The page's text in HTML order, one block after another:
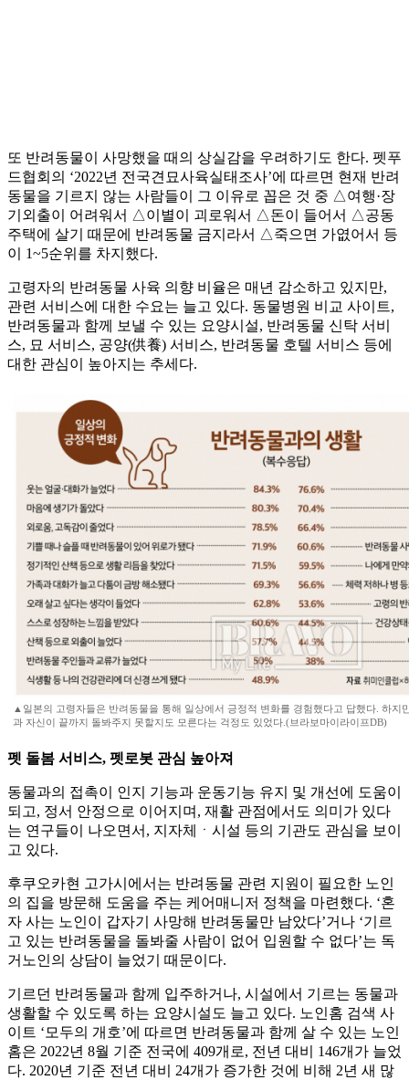
또 반려동물이 사망했을 때의 상실감을 우려하기도 한다. 펫푸
드협회의 ‘2022년 전국견묘사육실태조사’에 따르면 현재 반려
동물을 기르지 않는 사람들이 그 이유로 꼽은 것 중 △여행·장
기외출이 어려워서 △이별이 괴로워서 △돈이 들어서 △공동
주택에 살기 때문에 반려동물 금지라서 △죽으면 가엾어서 등
이 1~5순위를 차지했다.
고령자의 반려동물 사육 의향 비율은 매년 감소하고 있지만,
관련 서비스에 대한 수요는 늘고 있다. 동물병원 비교 사이트,
반려동물과 함께 보낼 수 있는 요양시설, 반려동물 신탁 서비
스, 묘 서비스, 공양(供養) 서비스, 반려동물 호텔 서비스 등에
대한 관심이 높아지는 추세다.
▲일본의 고령자들은 반려동물을 통해 일상에서 긍정적 변화를 경험했다고 답했다. 하지
과 자신이 끝까지 돌봐주지 못할지도 모른다는 걱정도 있었다.(브라보마이라이프DB)
펫 돌봄 서비스, 펫로봇 관심 높아져
동물과의 접촉이 인지 기능과 운동기능 유지 및 개선에 도움이
되고, 정서 안정으로 이어지며, 재활 관점에서도 의미가 있다
는 연구들이 나오면서, 지자체ㆍ시설 등의 기관도 관심을 보이
고 있다.
후쿠오카현 고가시에서는 반려동물 관련 지원이 필요한 노인
의 집을 방문해 도움을 주는 케어매니저 정책을 마련했다. ‘혼
자 사는 노인이 갑자기 사망해 반려동물만 남았다’거나 ‘기르
고 있는 반려동물을 돌봐줄 사람이 없어 입원할 수 없다’는 독
거노인의 상담이 늘었기 때문이다.
기르던 반려동물과 함께 입주하거나, 시설에서 기르는 동물과
생활할 수 있도록 하는 요양시설도 늘고 있다. 노인홈 검색 사
이트 ‘모두의 개호’에 따르면 반려동물과 함께 살 수 있는 노인
홈은 2022년 8월 기준 전국에 409개로, 전년 대비 146개가 늘었
다. 2020년 기준 전년 대비 24개가 증가한 것에 비해 2년 새 많